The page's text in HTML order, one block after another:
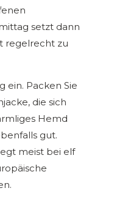
setzt dann
regelrecht zu
ein. Packen Sie
die sich
Hemd
gut.
meist bei elf